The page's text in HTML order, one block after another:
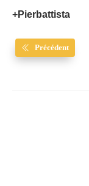
+Pierbattista
Précédent